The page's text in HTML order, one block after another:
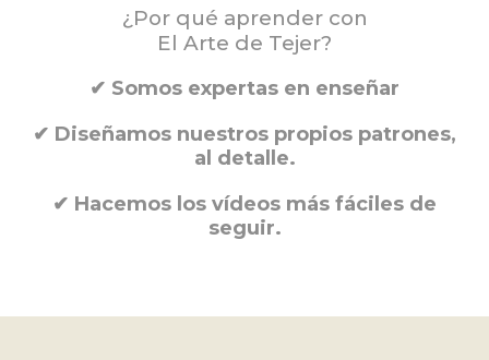
¿Por qué aprender con
El Arte de Tejer?
✔ Somos expertas en enseñar
✔ Diseñamos nuestros propios patrones,
al detalle.
✔ Hacemos los vídeos más fáciles de
seguir.